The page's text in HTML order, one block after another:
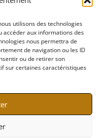
utilisons des technologies
accéder aux informations des
nous permettra de
de navigation ou les ID
ou de retirer son
sur certaines caractéristiques